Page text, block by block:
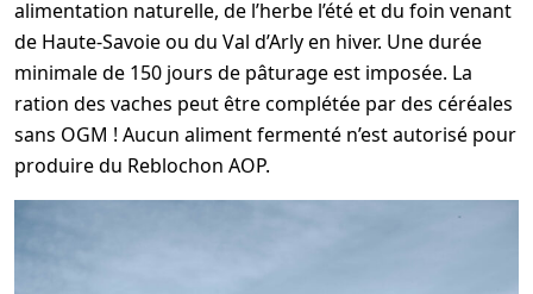
alimentation naturelle, de l’herbe l’été et du foin venant
de Haute-Savoie ou du Val d’Arly en hiver. Une durée
minimale de 150 jours de pâturage est imposée. La
ration des vaches peut être complétée par des céréales
sans OGM ! Aucun aliment fermenté n’est autorisé pour
produire du Reblochon AOP.